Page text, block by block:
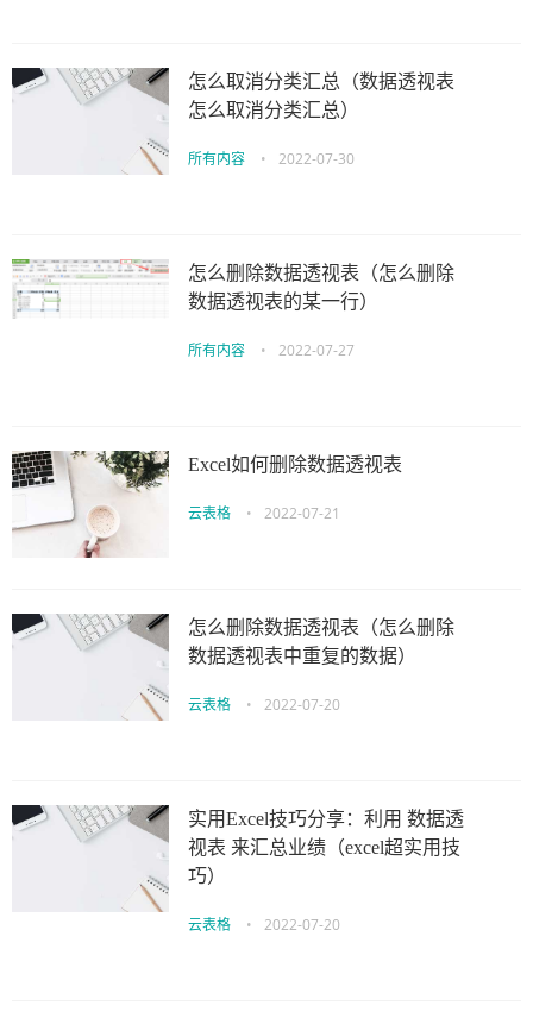
怎么取消分类汇总（数据透视表
怎么取消分类汇总）
所有内容 • 2022-07-30
怎么删除数据透视表（怎么删除
数据透视表的某一行）
所有内容 • 2022-07-27
Excel如何删除数据透视表
云表格 • 2022-07-21
怎么删除数据透视表（怎么删除
数据透视表中重复的数据）
云表格 • 2022-07-20
实用Excel技巧分享：利用 数据透
视表 来汇总业绩（excel超实用技
巧）
云表格 • 2022-07-20